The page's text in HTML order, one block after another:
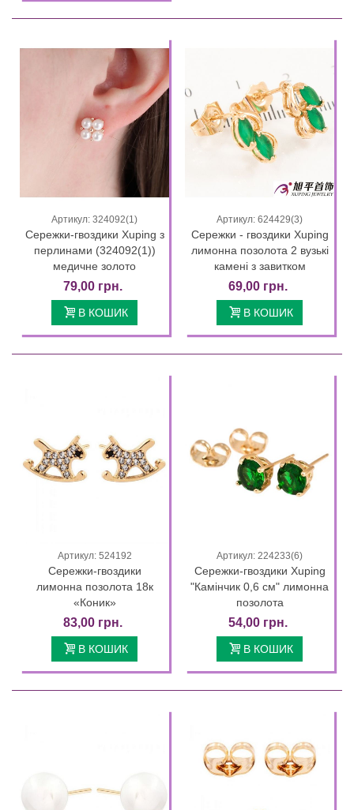
Артикул: 324092(1)
Сережки-гвоздики Xuping з
перлинами (324092(1))
медичне золото
79,00 грн.
В КОШИК
Артикул: 624429(3)
Сережки - гвоздики Xuping
лимонна позолота 2 вузькі
камені з завитком
69,00 грн.
В КОШИК
Артикул: 524192
Сережки-гвоздики
лимонна позолота 18к
«Коник»
83,00 грн.
В КОШИК
Артикул: 224233(6)
Сережки-гвоздики Xuping
"Камінчик 0,6 см" лимонна
позолота
54,00 грн.
В КОШИК